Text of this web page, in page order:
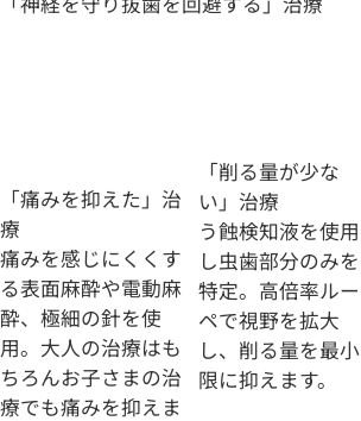
「 神経を守り抜歯を回避する 」 治療
「痛みを抑えた」治
療
痛みを感じにくくす
る表面麻酔や電動麻
酔、極細の針を使
用。大人の治療はも
ちろんお子さまの治
療でも痛みを抑えま
「削る量が少な
い」治療
う蝕検知液を使用
し虫歯部分のみを
特定。高倍率ルー
ペで視野を拡大
し、削る量を最小
限に抑えます。